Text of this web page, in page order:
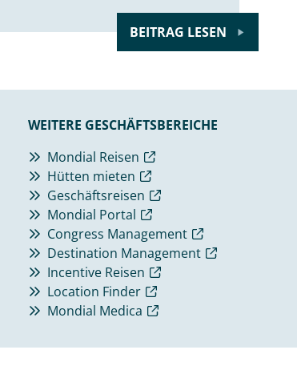
BEITRAG LESEN
WEITERE GESCHÄFTSBEREICHE
Mondial Reisen
Hütten mieten
Geschäftsreisen
Mondial Portal
Congress Management
Destination Management
Incentive Reisen
Location Finder
Mondial Medica